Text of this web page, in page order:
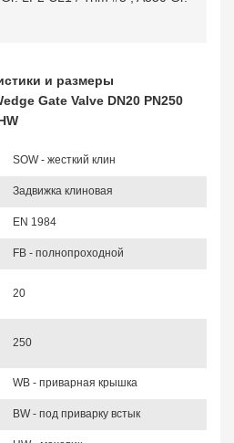
и размеры
Gate Valve DN20 PN250
SOW - жесткий клин
Задвижка клиновая
EN 1984
FB - полнопроходной
20
250
WB - приварная крышка
BW - под приварку встык